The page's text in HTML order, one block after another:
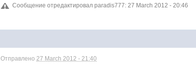
Сообщение отредактировал paradis777: 27 March 2012 - 20:46
Отправлено27 March 2012 - 21:40